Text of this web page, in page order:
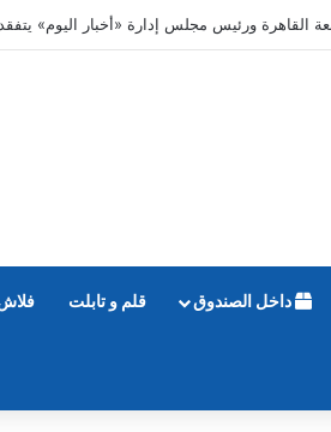
طلاب المرحلة الأولى يمكنهم تعديل رغباتهم حتى 7 مساء الأحد 9
داخل الصندوق قلم و تابلت